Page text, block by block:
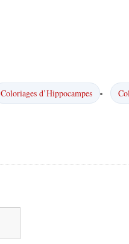
Coloriages d’Hippocampes